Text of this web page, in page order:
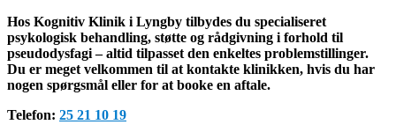
Hos Kognitiv Klinik i Lyngby tilbydes du specialiseret
psykologisk behandling, støtte og rådgivning i forhold til
pseudodysfagi – altid tilpasset den enkeltes problemstillinger.
Du er meget velkommen til at kontakte klinikken, hvis du har
nogen spørgsmål eller for at booke en aftale.
Telefon: 25 21 10 19